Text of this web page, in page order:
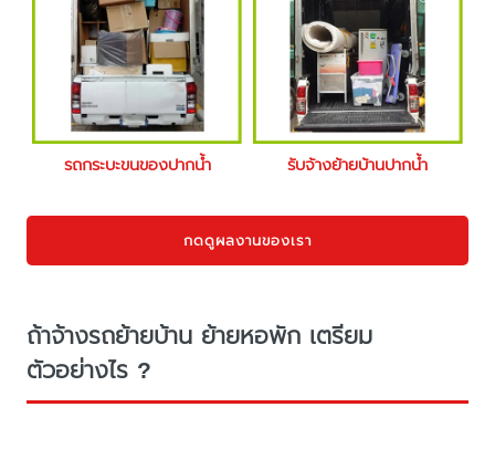
รถกระบะขนของปากน้ำ รับจ้างย้ายบ้านปากน้ำ
กดดูผลงานของเรา
ถ้าจ้างรถย้ายบ้าน ย้ายหอพัก เตรียม
ตัวอย่างไร ?